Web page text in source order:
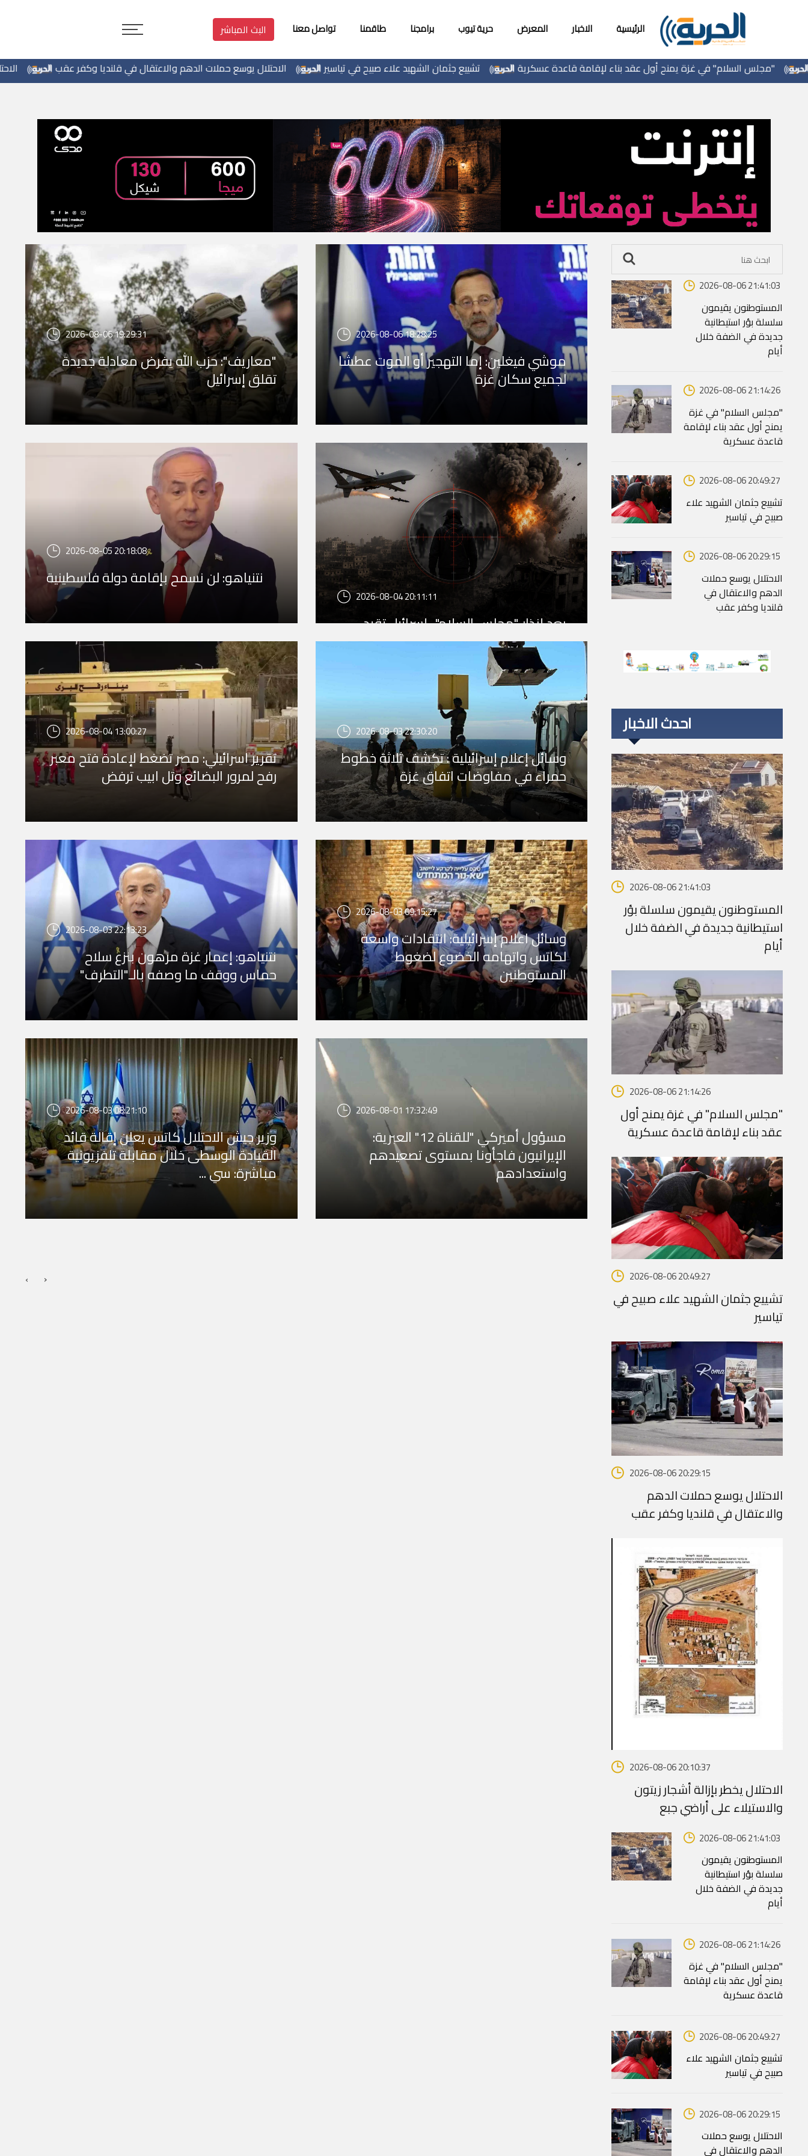
الرئيسية الاخبار المعرض حرية تيوب برامجنا طاقمنا تواصل معنا البث المباشر
الاحتلال يخطر بإزالة الاحتلال يوسع حملات الدهم والاعتقال في قلنديا وكفر عقب تشييع جثمان الشهيد علاء صبيح في تياسير في غزة يمنح أول عقد بناء لإقامة قاعدة عسكرية
2026-08-06 19:29:31
"معاريف": حزب الله يفرض معادلة جديدة
تقلق إسرائيل
2026-08-06 18:28:25
موشي فيغلين: إما التهجير أو الموت عطشا
لجميع سكان غزة
2026-08-05 20:18:08
نتنياهو: لن نسمح بإقامة دولة فلسطينية
2026-08-04 20:11:11
بعد إنذار "مجلس السلام".. إسرائيل تقيد
عمليات الاغتيال وتخفض وتيرة هجماتها
على غزة
2026-08-04 13:00:27
تقرير اسرائيلي: مصر تضغط لإعادة فتح معبر
رفح لمرور البضائع وتل ابيب ترفض
2026-08-03 22:30:20
وسائل إعلام إسرائيلية : تكشف ثلاثة خطوط
حمراء في مفاوضات اتفاق غزة
2026-08-03 22:13:23
نتنياهو: إعمار غزة مرهون بنزع سلاح
حماس ووقف ما وصفه بالـ"التطرف"
2026-08-03 09:15:27
وسائل اعلام إسرائيلية: انتقادات واسعة
لكاتس واتهامه الخضوع لضغوط
المستوطنين
2026-08-03 08:21:10
وزير جيش الاحتلال كاتس يعلن إقالة قائد
القيادة الوسطى خلال مقابلة تلفزيونية
مباشرة: سي ...
2026-08-01 17:32:49
مسؤول أميركي "للقناة 12" العبرية:
الإيرانيون فاجأونا بمستوى تصعيدهم
واستعدادهم
‹ ›
2026-08-06 21:41:03
المستوطنون يقيمون
سلسلة بؤر استيطانية
جديدة في الضفة خلال
أيام
2026-08-06 21:14:26
"مجلس السلام" في غزة
يمنح أول عقد بناء لإقامة
قاعدة عسكرية
2026-08-06 20:49:27
تشييع جثمان الشهيد علاء
صبيح في تياسير
2026-08-06 20:29:15
الاحتلال يوسع حملات
الدهم والاعتقال في
قلنديا وكفر عقب
احدث الاخبار
2026-08-06 21:41:03
المستوطنون يقيمون سلسلة بؤر
استيطانية جديدة في الضفة خلال
أيام
2026-08-06 21:14:26
"مجلس السلام" في غزة يمنح أول
عقد بناء لإقامة قاعدة عسكرية
2026-08-06 20:49:27
تشييع جثمان الشهيد علاء صبيح في
تياسير
2026-08-06 20:29:15
الاحتلال يوسع حملات الدهم
والاعتقال في قلنديا وكفر عقب
2026-08-06 20:10:37
الاحتلال يخطر بإزالة أشجار زيتون
والاستيلاء على أراضي جبع
2026-08-06 21:41:03
المستوطنون يقيمون
سلسلة بؤر استيطانية
جديدة في الضفة خلال
أيام
2026-08-06 21:14:26
"مجلس السلام" في غزة
يمنح أول عقد بناء لإقامة
قاعدة عسكرية
2026-08-06 20:49:27
تشييع جثمان الشهيد علاء
صبيح في تياسير
2026-08-06 20:29:15
الاحتلال يوسع حملات
الدهم والاعتقال في